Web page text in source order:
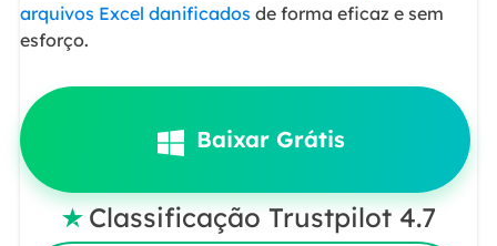
arquivos Excel danificados de forma eficaz e sem
esforço.
Baixar Grátis
 Classificação Trustpilot 4.7